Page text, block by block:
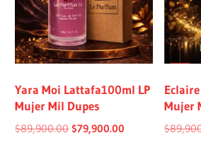
Yara Moi Lattafa100ml LP
Mujer Mil Dupes
$89,900.00 $79,900.00
Mujer
$